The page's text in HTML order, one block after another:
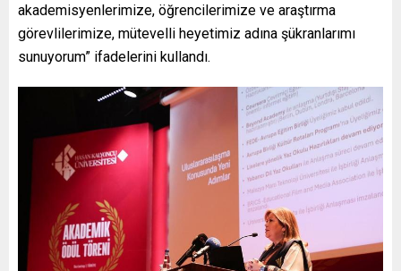
akademisyenlerimize, öğrencilerimize ve araştırma
görevlilerimize, mütevelli heyetimiz adına şükranlarımı
sunuyorum” ifadelerini kullandı.